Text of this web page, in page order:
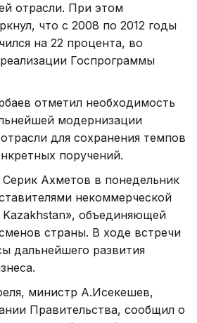
отрасли. При этом
что с 2008 по 2012 годы
на 22 процента, во
Госпрограммы
отметил необходимость
модернизации
для сохранения темпов
поручений.
Ахметов в понедельник
некоммерческой
Kazakhstan», объединяющей
страны. В ходе встречи
дальнейшего развития
министр А.Исекешев,
Правительства, сообщил о